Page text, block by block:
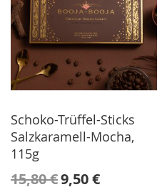
Schoko-Trüffel-Sticks
Salzkaramell-Mocha,
115g
15,80 € Sonderangebot
9,50 €